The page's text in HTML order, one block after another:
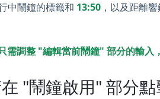
中鬧鐘的標籤和 13:50 ，以及距離
調整 "編輯當前鬧鐘" 部分的輸入
"鬧鐘啟用" 部分點